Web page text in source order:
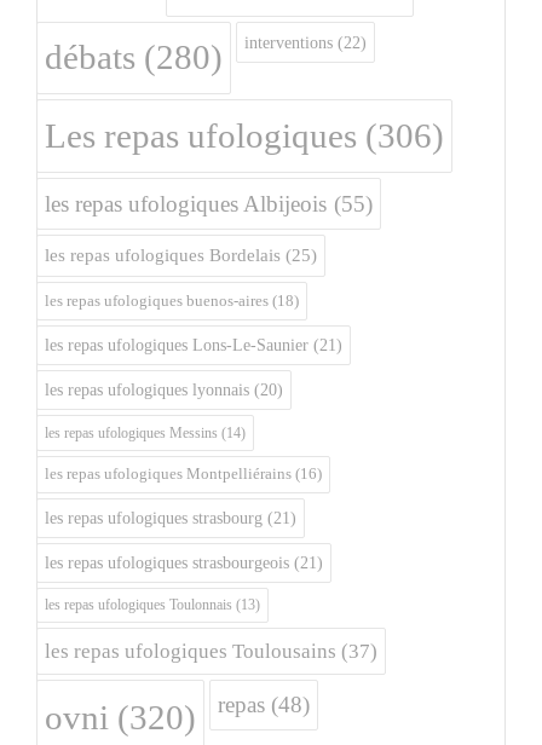
débats (280) interventions (22)
Les repas ufologiques (306)
les repas ufologiques Albijeois (55)
les repas ufologiques Bordelais (25)
les repas ufologiques buenos-aires (18)
les repas ufologiques Lons-Le-Saunier (21)
les repas ufologiques lyonnais (20)
les repas ufologiques Messins (14)
les repas ufologiques Montpelliérains (16)
les repas ufologiques strasbourg (21)
les repas ufologiques strasbourgeois (21)
les repas ufologiques Toulonnais (13)
les repas ufologiques Toulousains (37)
ovni (320) repas (48)